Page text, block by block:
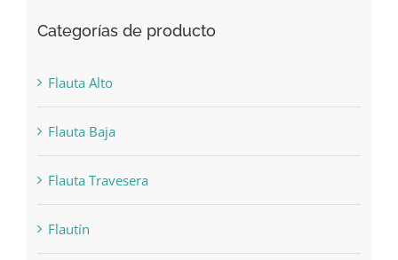
Categorías de producto
Flauta Alto
Flauta Baja
Flauta Travesera
Flautín